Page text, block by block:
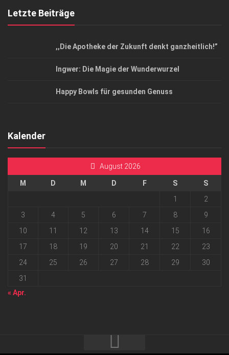
Letzte Beiträge
,,Die Apotheke der Zukunft denkt ganzheitlich!”
Ingwer: Die Magie der Wunderwurzel
Happy Bowls für gesunden Genuss
Kalender
August 2026
M D M D F S
S
1
2
3
4 5 6 7 8
9
10
11 12 13 14 15
16
17
18 19 20 21 22
23
24
25 26 27 28 29
30
31
« Apr.